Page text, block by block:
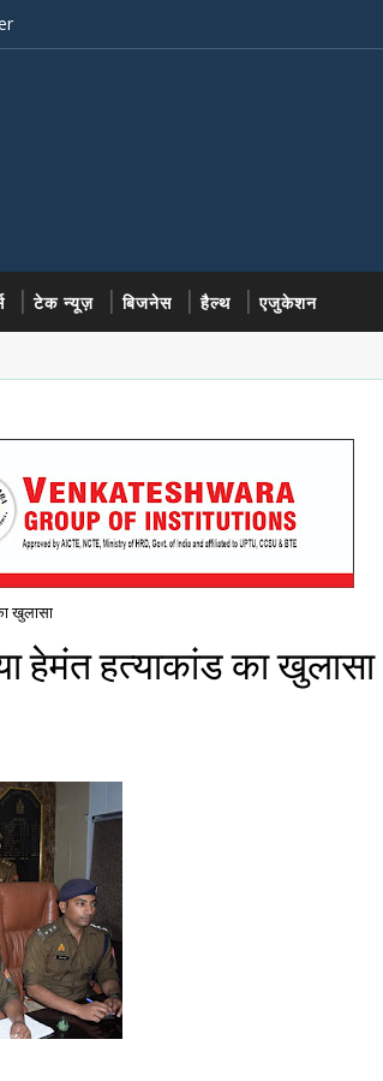
टेक न्यूज़ बिजनेस हैल्थ एजुकेशन
खुलासा
हेमंत हत्याकांड का खुलासा